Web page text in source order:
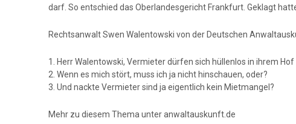
darf. So entschied das Oberlandesgericht Frankfurt. Geklagt
Rechtsanwalt Swen Walentowski von der Deutschen
1. Herr Walentowski, Vermieter dürfen sich hüllenlos in ihrem Hof
2. Wenn es mich stört, muss ich ja nicht hinschauen, oder?
3. Und nackte Vermieter sind ja eigentlich kein Mietmangel?
Mehr zu diesem Thema unter anwaltauskunft.de